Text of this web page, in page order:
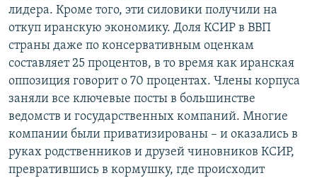
лидера. Кроме того, эти силовики получили на
откуп иранскую экономику. Доля КСИР в ВВП
страны даже по консервативным оценкам
составляет 25 процентов, в то время как иранская
оппозиция говорит о 70 процентах. Члены корпуса
заняли все ключевые посты в большинстве
ведомств и государственных компаний. Многие
компании были приватизированы – и оказались в
руках родственников и друзей чиновников КСИР,
превратившись в кормушку, где происходит